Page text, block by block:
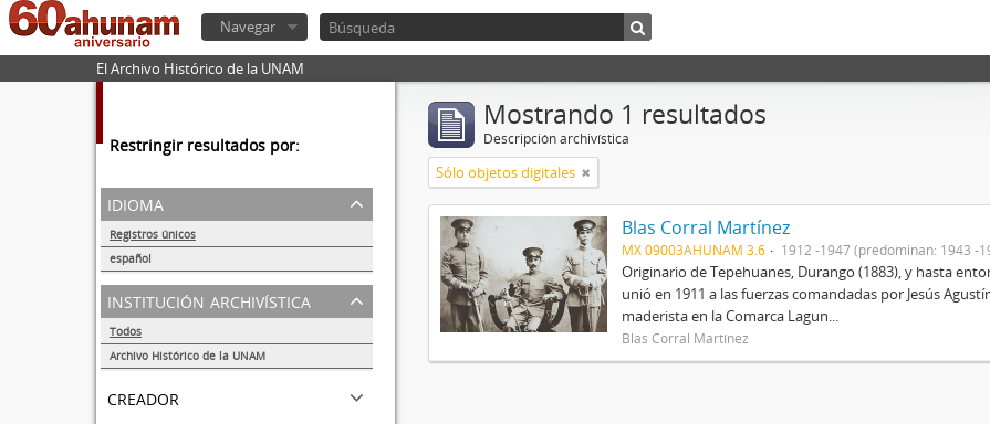
Navegar
El Archivo Histórico de la UNAM
Restringir resultados por:
idioma
Registros únicos
español
1
institución archivística
Todos
Archivo Histórico de la UNAM
creador
Mostrando 1 resultados
Descripción archivística
Sólo objetos digitales
Blas Corral Martínez
MX 09003AHUNAM 3.6 1912 -1947 (predominan: 1943 -
Originario de Tepehuanes, Durango (1883), y hasta
unió en 1911 a las fuerzas comandadas por Jesús
maderista en la Comarca Lagun...
Blas Corral Martínez